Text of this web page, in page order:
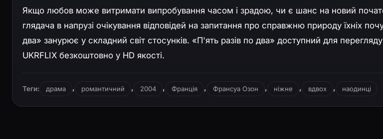
Якщо любов може витримати випробування часом і зрадою, чи є шанс на новий
глядача в напрузі очікування відповідей на запитання про справжню природу їхніх
два» занурює у складний світ стосунків. «П'ять разів по два» доступний для
UKRFLIX безкоштовно у HD якості.
Теги: драма , романтичний , 2004 , Франція , Франсуа Озон , ніжне , вдвох , наодинці